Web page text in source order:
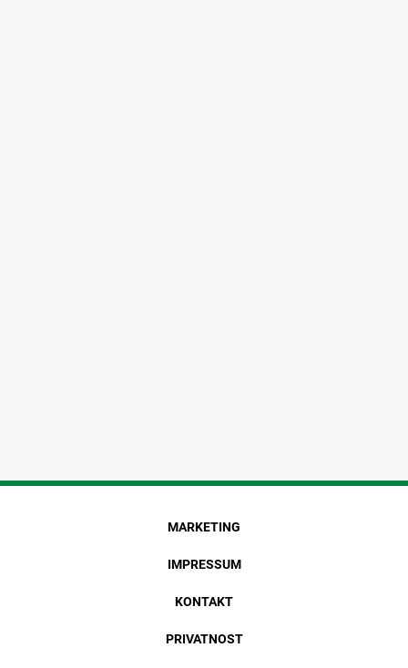
MARKETING
IMPRESSUM
KONTAKT
PRIVATNOST